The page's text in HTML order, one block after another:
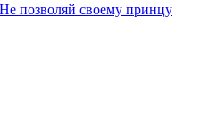
позволяй своему принцу